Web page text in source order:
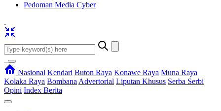
Pedoman Media Cyber
Nasional Kendari Buton Raya Konawe Raya Muna Raya
Kolaka Raya Bombana Advertorial Liputan Khusus Serba Serbi
Opini Index Berita